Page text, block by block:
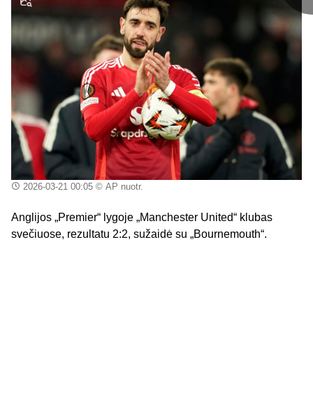
2026-03-21 00:05© AP nuotr.
Anglijos „Premier“ lygoje „Manchester United“ klubas
svečiuose, rezultatu 2:2, sužaidė su „Bournemouth“.